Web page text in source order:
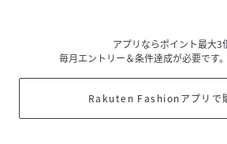
アプリならポイント最大3
毎月エントリー＆条件達成が必要です。
Rakuten Fashionアプリで